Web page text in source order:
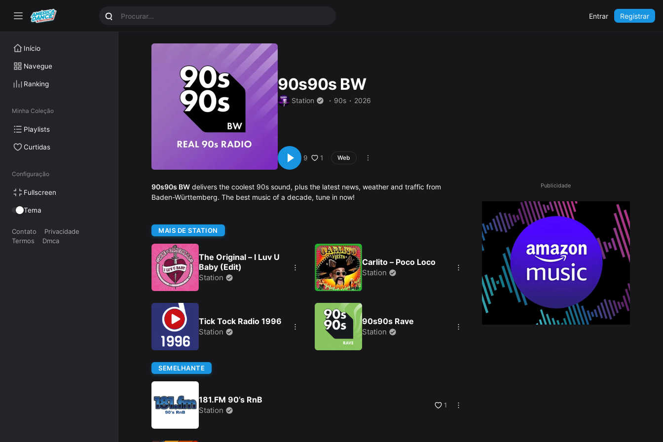
Entrar Registrar
Início
Navegue
Ranking
Minha Coleção
Playlists
Curtidas
Configuração
Fullscreen
Tema
Contato
Privacidade
Termos
Dmca
90s90s BW
Station 90s 2026
9 1 Web
90s90s BW delivers the coolest 90s sound, plus the latest news, weather and traffic from
Baden-Württemberg. The best music of a decade, tune in now!
MAIS DE STATION
The Original – I Luv U
Baby (Edit)
Station
Tick Tock Radio 1996
Station
Carlito – Poco Loco
Station
90s90s Rave
Station
Alice DJ – Back in My
Life
Station
Fantasy Italo Dance
Radio
SEMELHANTE
181.FM 90’s RnB
Station
1
Publicidade